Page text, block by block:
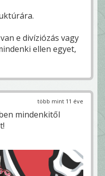
e divíziózás vagy
ellen egyet,
több mint 11 éve
mindenkitől